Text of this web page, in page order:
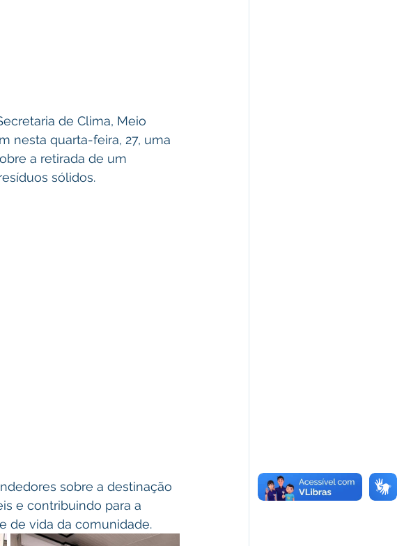
de Clima, Meio
nesta quarta-feira, 27, uma
a retirada de um
sólidos.
e contribuindo para a
de vida da comunidade.